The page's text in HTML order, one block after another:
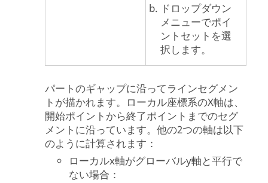
ドロップダウン
メニューでポイ
ントセットを選
択します。
パートのギャップに沿ってラインセグメン
トが描かれます。ローカル座標系のX軸は、
開始ポイントから終了ポイントまでのセグ
メントに沿っています。他の2つの軸は以下
のように計算されます：
ローカルx軸がグローバルy軸と平行で
ない場合：